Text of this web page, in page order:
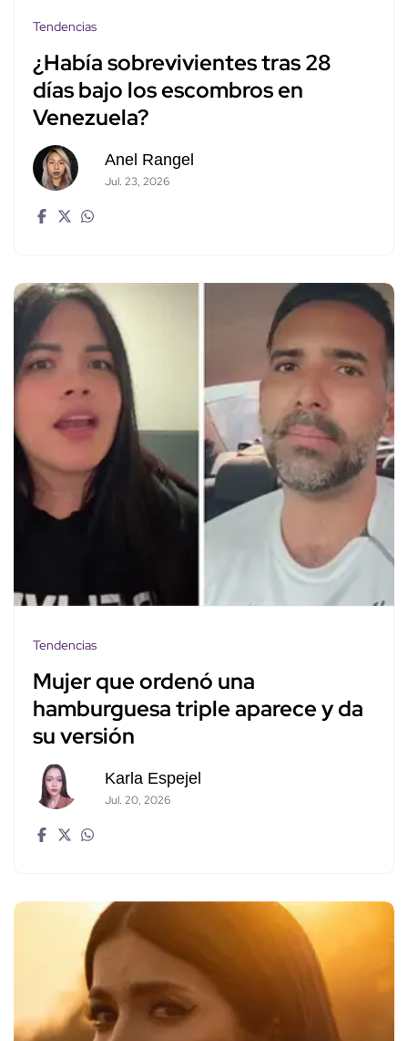
Tendencias
¿Había sobrevivientes tras 28
días bajo los escombros en
Venezuela?
Anel Rangel
Jul. 23, 2026
Tendencias
Mujer que ordenó una
hamburguesa triple aparece y da
su versión
Karla Espejel
Jul. 20, 2026